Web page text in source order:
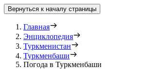
Вернуться к началу страницы
Главная
Энциклопедия
Туркменистан
Туркменбаши
Погода в Туркменбаши